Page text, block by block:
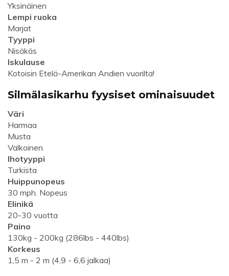
Yksinäinen
Lempi ruoka
Marjat
Tyyppi
Nisäkäs
Iskulause
Kotoisin Etelä-Amerikan Andien vuorilta!
Silmälasikarhu fyysiset ominaisuudet
Väri
Harmaa
Musta
Valkoinen
Ihotyyppi
Turkista
Huippunopeus
30 mph. Nopeus
Elinikä
20-30 vuotta
Paino
130kg - 200kg (286lbs - 440lbs)
Korkeus
1,5 m - 2 m (4,9 - 6,6 jalkaa)